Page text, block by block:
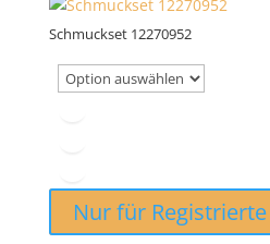
Schmuckset 12270952
Nur für